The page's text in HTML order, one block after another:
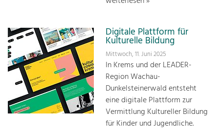
Digitale Plattform für
Kulturelle Bildung
Mittwoch, 11. Juni 2025
In Krems und der LEADER-
Region Wachau-
Dunkelsteinerwald entsteht
eine digitale Plattform zur
Vermittlung Kultureller Bildung
für Kinder und Jugendliche.